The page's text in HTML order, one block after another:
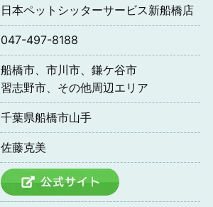
日本ペットシッターサービス新船橋店
047-497-8188
船橋市、市川市、鎌ケ谷市
習志野市、その他周辺エリア
千葉県船橋市山手
佐藤克美